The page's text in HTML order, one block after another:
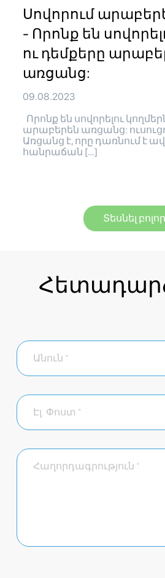
Սովորում
- Որոնք են
ու դեմքերը
առցանց:
09.08.2023
Որոնք են սովորելու
արաբերեն առցանց:
Առցանց է, որը դառնում է
հանրաճան […]
Տեսնել